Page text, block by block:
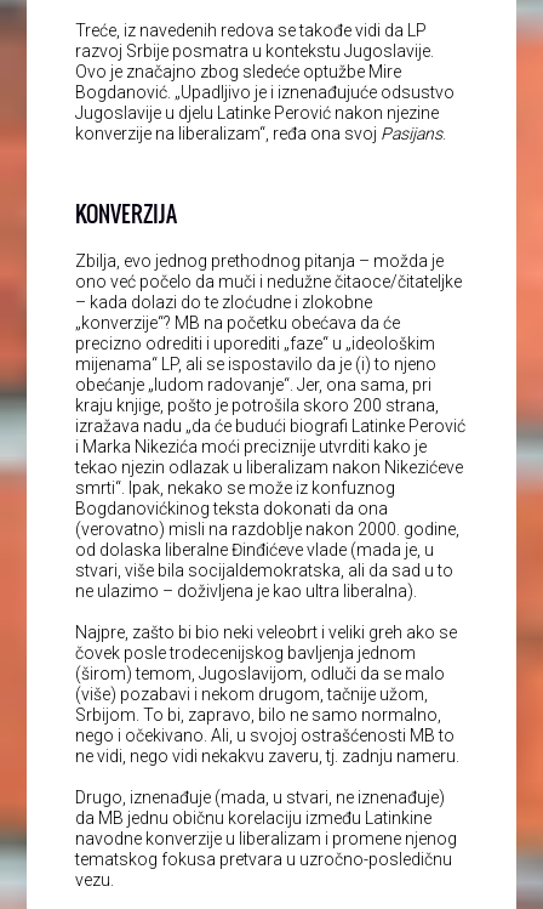
Treće, iz navedenih redova se takođe vidi da LP
razvoj Srbije posmatra u kontekstu Jugoslavije.
Ovo je značajno zbog sledeće optužbe Mire
Bogdanović. „Upadljivo je i iznenađujuće odsustvo
Jugoslavije u djelu Latinke Perović nakon njezine
konverzije na liberalizam“, ređa ona svoj Pasijans.
KONVERZIJA
Zbilja, evo jednog prethodnog pitanja – možda je
ono već počelo da muči i nedužne čitaoce/čitateljke
– kada dolazi do te zloćudne i zlokobne
„konverzije“? MB na početku obećava da će
precizno odrediti i uporediti „faze“ u „ideološkim
mijenama“ LP, ali se ispostavilo da je (i) to njeno
obećanje „ludom radovanje“. Jer, ona sama, pri
kraju knjige, pošto je potrošila skoro 200 strana,
izražava nadu „da će budući biografi Latinke Perović
i Marka Nikezića moći preciznije utvrditi kako je
tekao njezin odlazak u liberalizam nakon Nikezićeve
smrti“. Ipak, nekako se može iz konfuznog
Bogdanovićkinog teksta dokonati da ona
(verovatno) misli na razdoblje nakon 2000. godine,
od dolaska liberalne Đinđićeve vlade (mada je, u
stvari, više bila socijaldemokratska, ali da sad u to
ne ulazimo – doživljena je kao ultra liberalna).
Najpre, zašto bi bio neki veleobrt i veliki greh ako se
čovek posle trodecenijskog bavljenja jednom
(širom) temom, Jugoslavijom, odluči da se malo
(više) pozabavi i nekom drugom, tačnije užom,
Srbijom. To bi, zapravo, bilo ne samo normalno,
nego i očekivano. Ali, u svojoj ostrašćenosti MB to
ne vidi, nego vidi nekakvu zaveru, tj. zadnju nameru.
Drugo, iznenađuje (mada, u stvari, ne iznenađuje)
da MB jednu običnu korelaciju između Latinkine
navodne konverzije u liberalizam i promene njenog
tematskog fokusa pretvara u uzročno-posledičnu
vezu.